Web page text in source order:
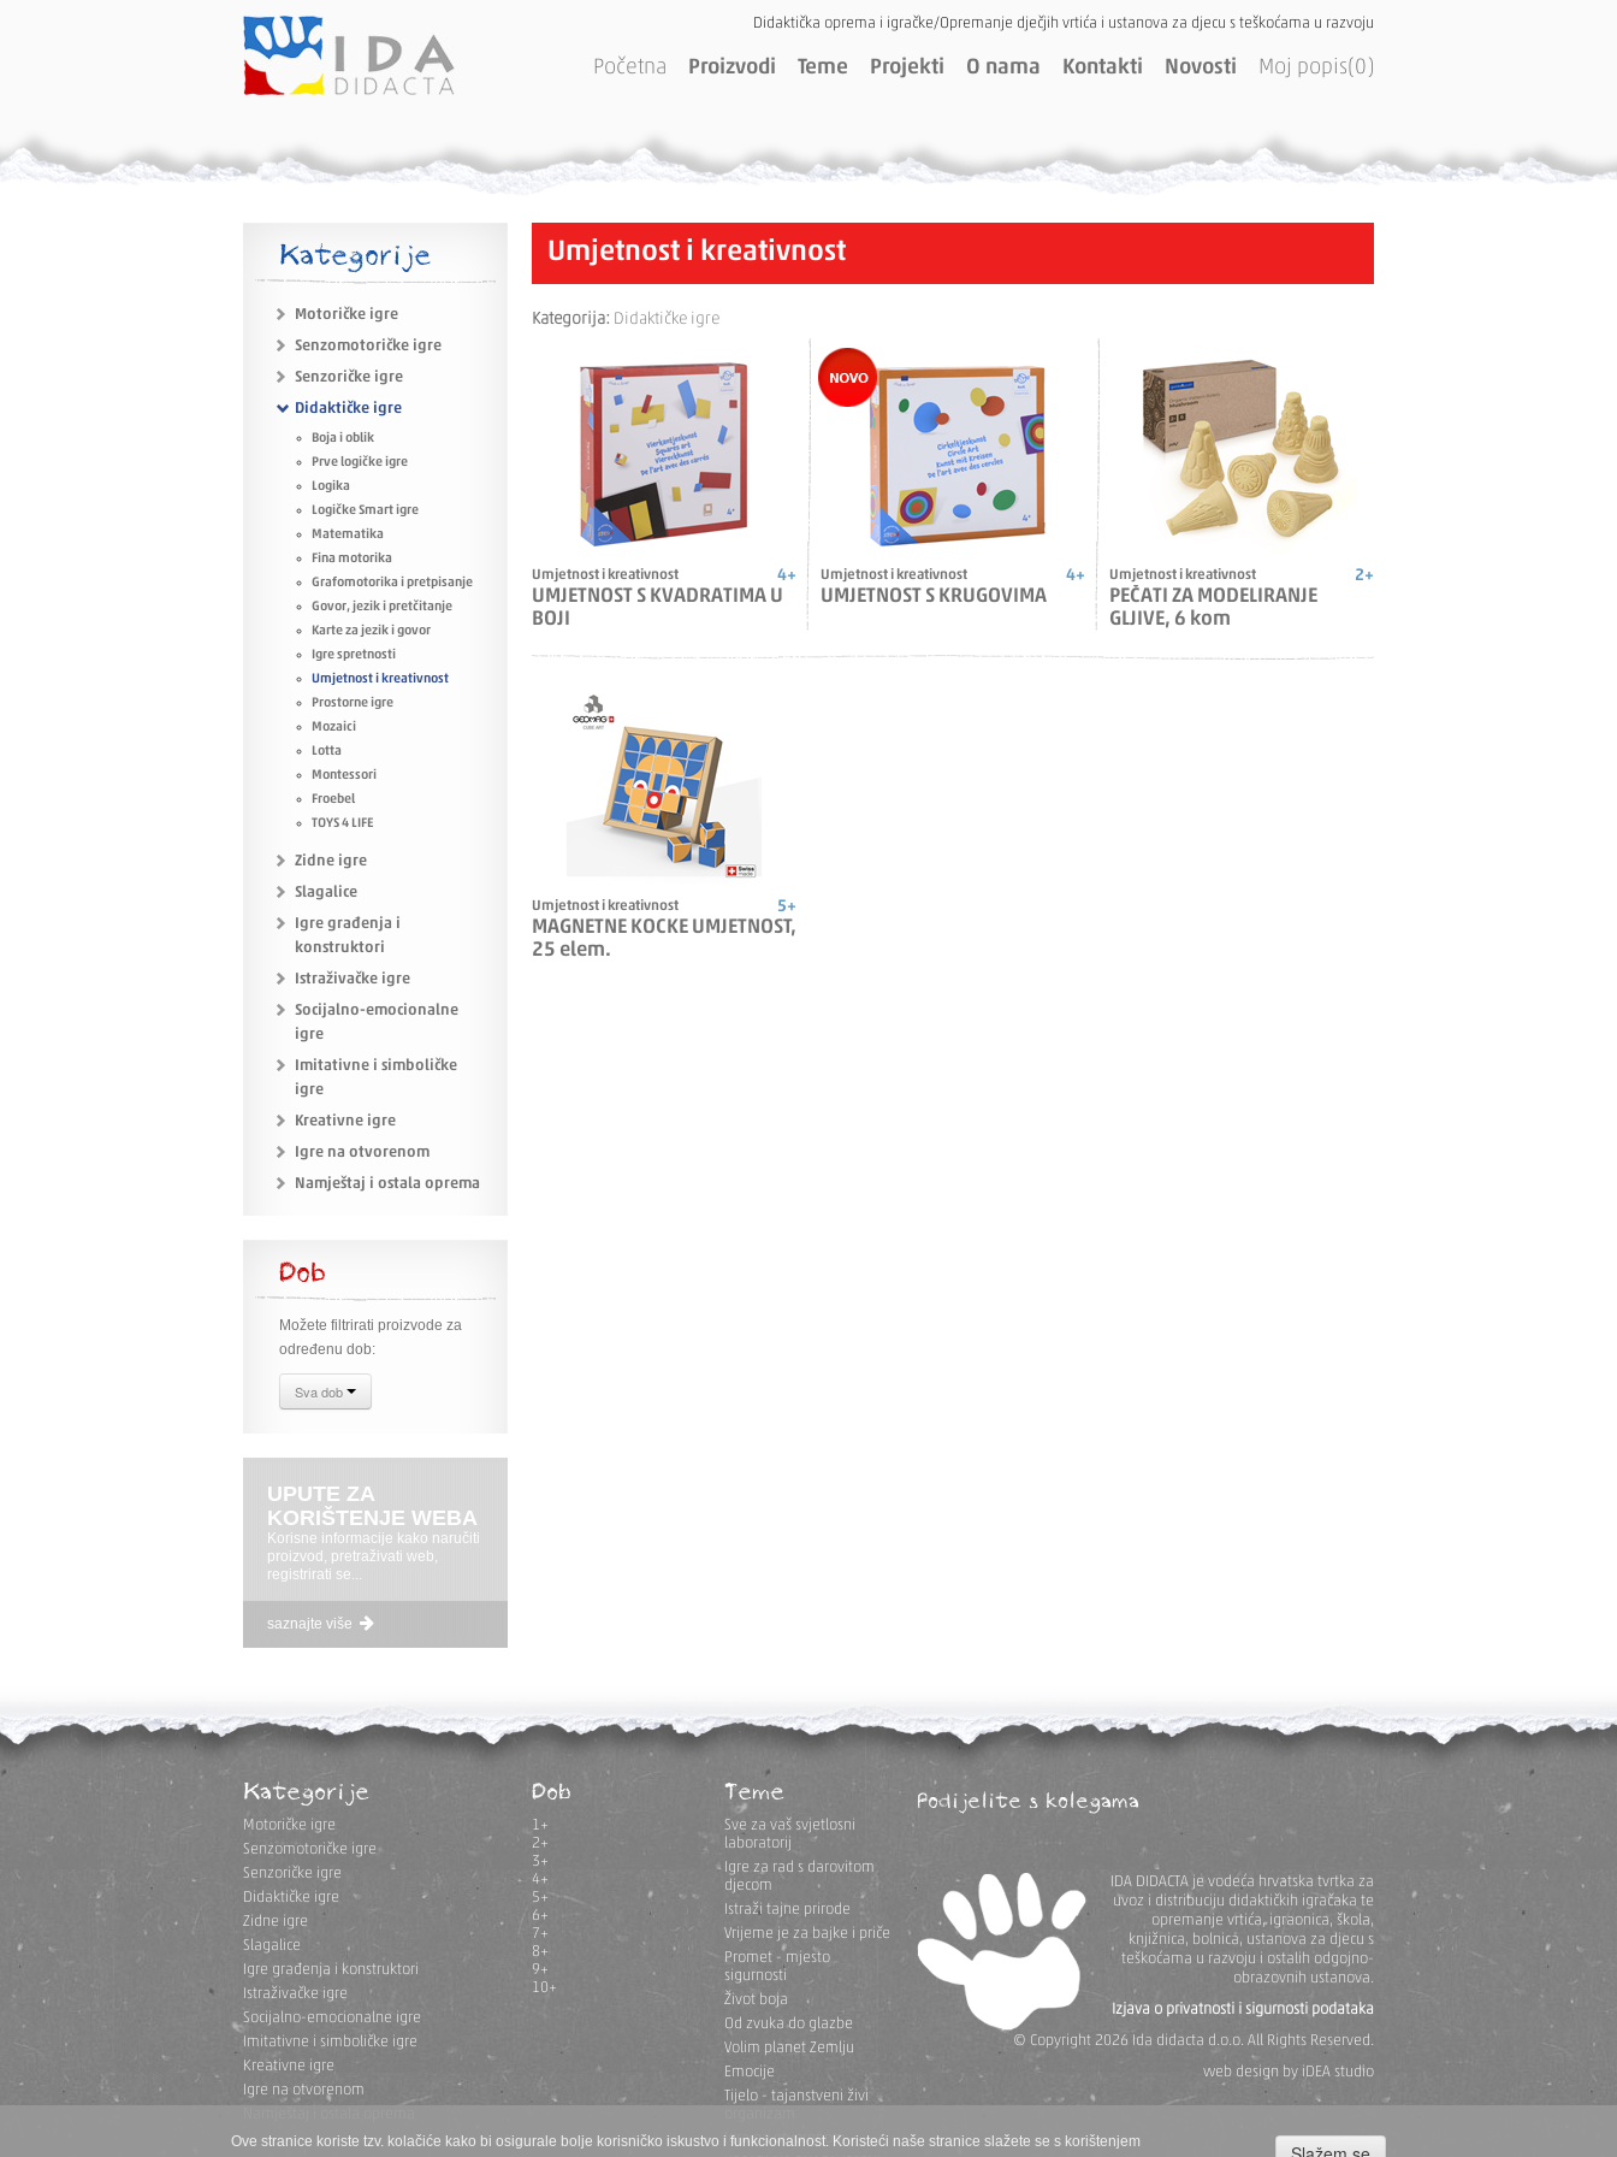
Ove stranice koriste tzv. kolačiće kako bi osigurale bolje korisničko iskustvo i funkcionalnost. Koristeći naše stranice slažete se s korištenjem
Didaktička oprema i igračke/Opremanje dječjih vrtića i ustanova za djecu s teškoćama u razvoju
Moj popis(0)
Novosti
Kontakti
O nama
Projekti
Teme
Proizvodi
Početna
Kategorije
Motoričke igre
Senzomotoričke igre
Senzoričke igre
Didaktičke igre
Boja i oblik
Prve logičke igre
Logika
Logičke Smart igre
Matematika
Fina motorika
Grafomotorika i pretpisanje
Govor, jezik i pretčitanje
Karte za jezik i govor
Igre spretnosti
Umjetnost i kreativnost
Prostorne igre
Mozaici
Lotta
Montessori
Froebel
TOYS 4 LIFE
Zidne igre
Slagalice
Igre građenja i
konstruktori
Istraživačke igre
Socijalno-emocionalne
igre
Imitativne i simboličke
igre
Kreativne igre
Igre na otvorenom
Namještaj i ostala oprema
Dob
Možete filtrirati proizvode za
određenu dob:
Sva dob
UPUTE ZA
KORIŠTENJE WEBA
Korisne informacije kako naručiti
proizvod, pretraživati web,
registrirati se...
saznajte više
Umjetnost i kreativnost
Kategorija: Didaktičke igre
4+
Umjetnost i kreativnost
UMJETNOST S KVADRATIMA U
BOJI
4+
Umjetnost i kreativnost
UMJETNOST S KRUGOVIMA
2+
Umjetnost i kreativnost
PEČATI ZA MODELIRANJE
GLJIVE, 6 kom
5+
Umjetnost i kreativnost
MAGNETNE KOCKE UMJETNOST,
25 elem.
Kategorije
Motoričke igre
Senzomotoričke igre
Senzoričke igre
Didaktičke igre
Zidne igre
Slagalice
Igre građenja i konstruktori
Istraživačke igre
Socijalno-emocionalne igre
Imitativne i simboličke igre
Kreativne igre
Igre na otvorenom
Dob
1+
2+
3+
4+
5+
6+
7+
8+
9+
10+
Teme
Sve za vaš svjetlosni
laboratorij
Igre za rad s darovitom
djecom
Istraži tajne prirode
Vrijeme je za bajke i priče
Promet - mjesto
sigurnosti
Život boja
Od zvuka do glazbe
Volim planet Zemlju
Emocije
Tijelo - tajanstveni živi
Igra na otvorenom
Podijelite s kolegama
IDA DIDACTA je vodeća hrvatska tvrtka za
uvoz i distribuciju didaktičkih igračaka te
opremanje vrtića, igraonica, škola,
knjižnica, bolnica, ustanova za djecu s
teškoćama u razvoju i ostalih odgojno-
obrazovnih ustanova.
Izjava o privatnosti i sigurnosti podataka
© Copyright 2026 Ida didacta d.o.o. All Rights Reserved.
web design by iDEA studio